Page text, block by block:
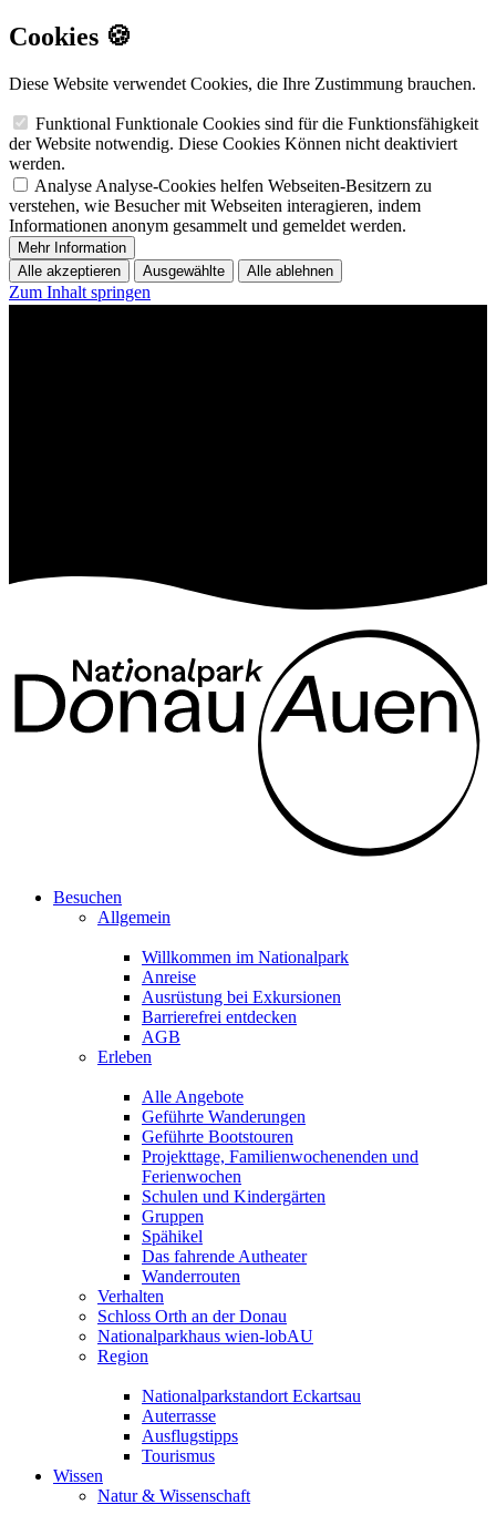
Cookies 🍪
Diese Website verwendet Cookies, die Ihre Zustimmung brauchen.
Funktional Funktionale Cookies sind für die Funktionsfähigkeit
der Website notwendig. Diese Cookies Können nicht deaktiviert
werden.
Analyse Analyse-Cookies helfen Webseiten-Besitzern zu
verstehen, wie Besucher mit Webseiten interagieren, indem
Informationen anonym gesammelt und gemeldet werden.
Mehr Information
Alle akzeptieren
Ausgewählte Alle ablehnen
Zum Inhalt springen
Besuchen
Allgemein
Willkommen im Nationalpark
Anreise
Ausrüstung bei Exkursionen
Barrierefrei entdecken
AGB
Erleben
Alle Angebote
Geführte Wanderungen
Geführte Bootstouren
Projekttage, Familienwochenenden und
Ferienwochen
Schulen und Kindergärten
Gruppen
Spähikel
Das fahrende Autheater
Wanderrouten
Verhalten
Schloss Orth an der Donau
Nationalparkhaus wien-lobAU
Region
Nationalparkstandort Eckartsau
Auterrasse
Ausflugstipps
Tourismus
Wissen
Natur & Wissenschaft